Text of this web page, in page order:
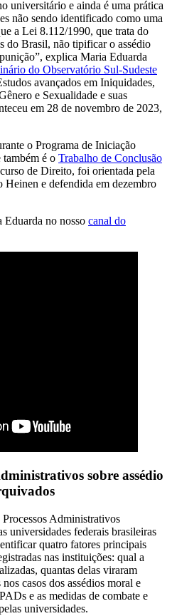
universitário e ainda é uma prática
não sendo identificado como uma
a Lei 8.112/1990, que trata do
do Brasil, não tipificar o assédio
explica Maria Eduarda
do Observatório Sul-Sudeste
avançados em Iniquidades,
e Sexualidade e suas
em 28 de novembro de 2023,
o Programa de Iniciação
é o Trabalho de Conclusão
de Direito, foi orientada pela
e defendida em dezembro
Eduarda no nosso canal do
sobre assédio
Administrativos
universidades federais brasileiras
quatro fatores principais
nas instituições: qual a
quantas delas viraram
casos dos assédios moral e
e as medidas de combate e
universidades.